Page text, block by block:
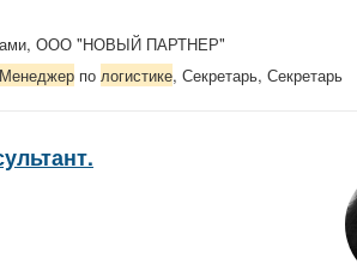
ООО "НОВЫЙ ПАРТНЕР"
Менеджер по логистике, Секретарь, Секретарь